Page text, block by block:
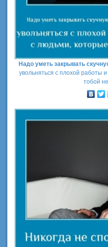
Надо уметь закрывать
увольняться с плохой работы
тобой